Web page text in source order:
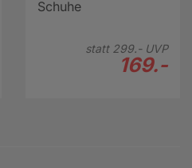
Schuhe
statt 299.-UVP
169.-